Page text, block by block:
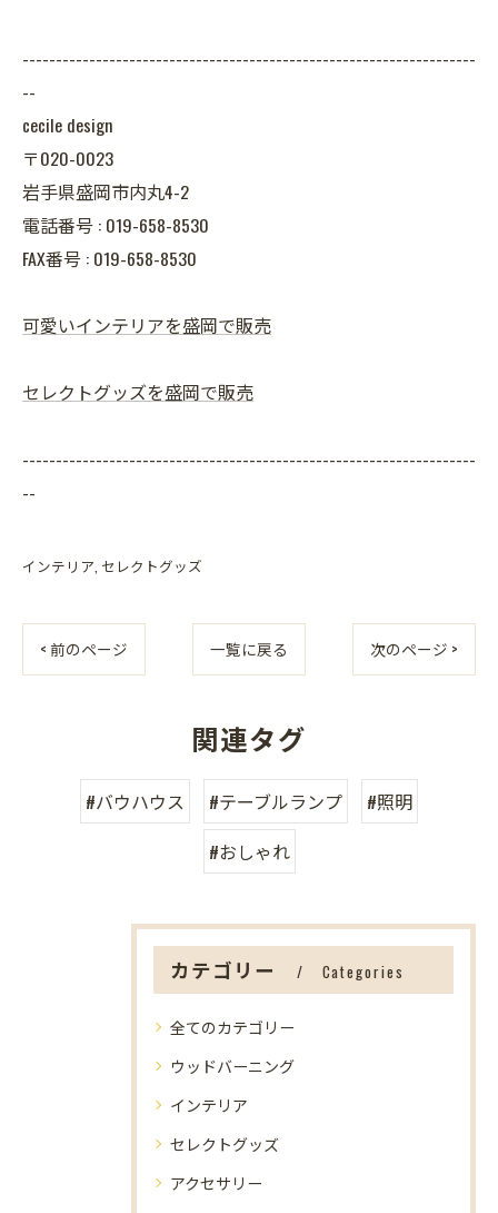
--------------------------------------------------------------------
--
cecile design
〒020-0023
岩手県盛岡市内丸4-2
電話番号 : 019-658-8530
FAX番号 : 019-658-8530
可愛いインテリアを盛岡で販売
セレクトグッズを盛岡で販売
--------------------------------------------------------------------
--
インテリア セレクトグッズ
< 前のページ 一覧に戻る 次のページ >
関連タグ
#バウハウス #テーブルランプ
#照明
#おしゃれ
カテゴリー Categories
全てのカテゴリー
ウッドバーニング
インテリア
セレクトグッズ
アクセサリー